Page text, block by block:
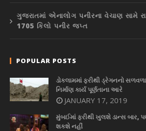
ગુજરાતમાં એનાલોગ પનીરના વેચાણ સામે
1705 કિલો પનીર જપ્ત
POPULAR POSTS
ડોકલામમાં ફરીથી ડ્રેગનનો
નિર્માણ કાર્ય પૂર્ણતાના આરે
JANUARY 17, 2019
મુંબઈમાં ફરીથી ખુલશે ડાન્સ બાર,
શકશે નહીં